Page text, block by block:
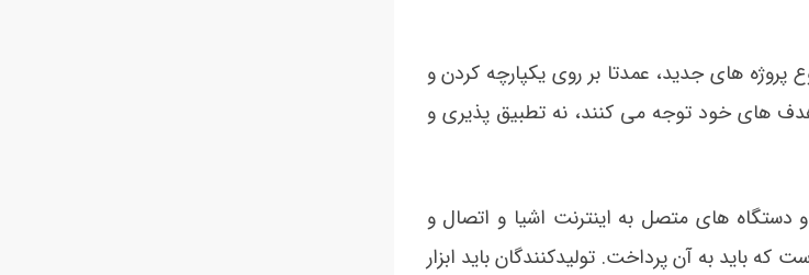
های جدید، عمدتا بر روی یکپارچه کردن و
های خود توجه می کنند، نه تطبیق پذیری و
دستگاه های متصل به اینترنت اشیا و اتصال و
باید به آن پرداخت. تولیدکنندگان باید ابزار